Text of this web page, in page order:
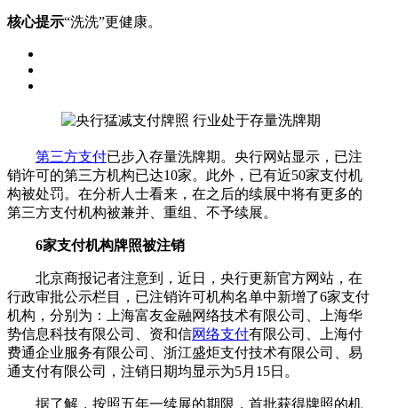
核心提示“洗洗”更健康。
第三方支付已步入存量洗牌期。央行网站显示，已注
销许可的第三方机构已达10家。此外，已有近50家支付机
构被处罚。在分析人士看来，在之后的续展中将有更多的
第三方支付机构被兼并、重组、不予续展。
6家支付机构牌照被注销
北京商报记者注意到，近日，央行更新官方网站，在
行政审批公示栏目，已注销许可机构名单中新增了6家支付
机构，分别为：上海富友金融网络技术有限公司、上海华
势信息科技有限公司、资和信网络支付有限公司、上海付
费通企业服务有限公司、浙江盛炬支付技术有限公司、易
通支付有限公司，注销日期均显示为5月15日。
据了解，按照五年一续展的期限，首批获得牌照的机